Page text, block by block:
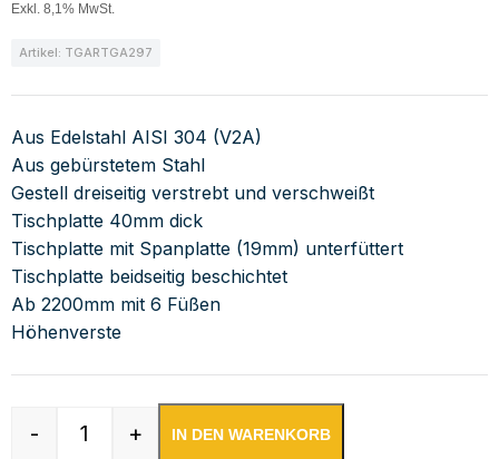
Exkl. 8,1% MwSt.
Artikel: TGARTGA297
Aus Edelstahl AISI 304 (V2A)
Aus gebürstetem Stahl
Gestell dreiseitig verstrebt und verschweißt
Tischplatte 40mm dick
Tischplatte mit Spanplatte (19mm) unterfüttert
Tischplatte beidseitig beschichtet
Ab 2200mm mit 6 Füßen
Höhenverste
Edelstahl Arbeitstisch mit Aufkantung
- + IN DEN WARENKORB